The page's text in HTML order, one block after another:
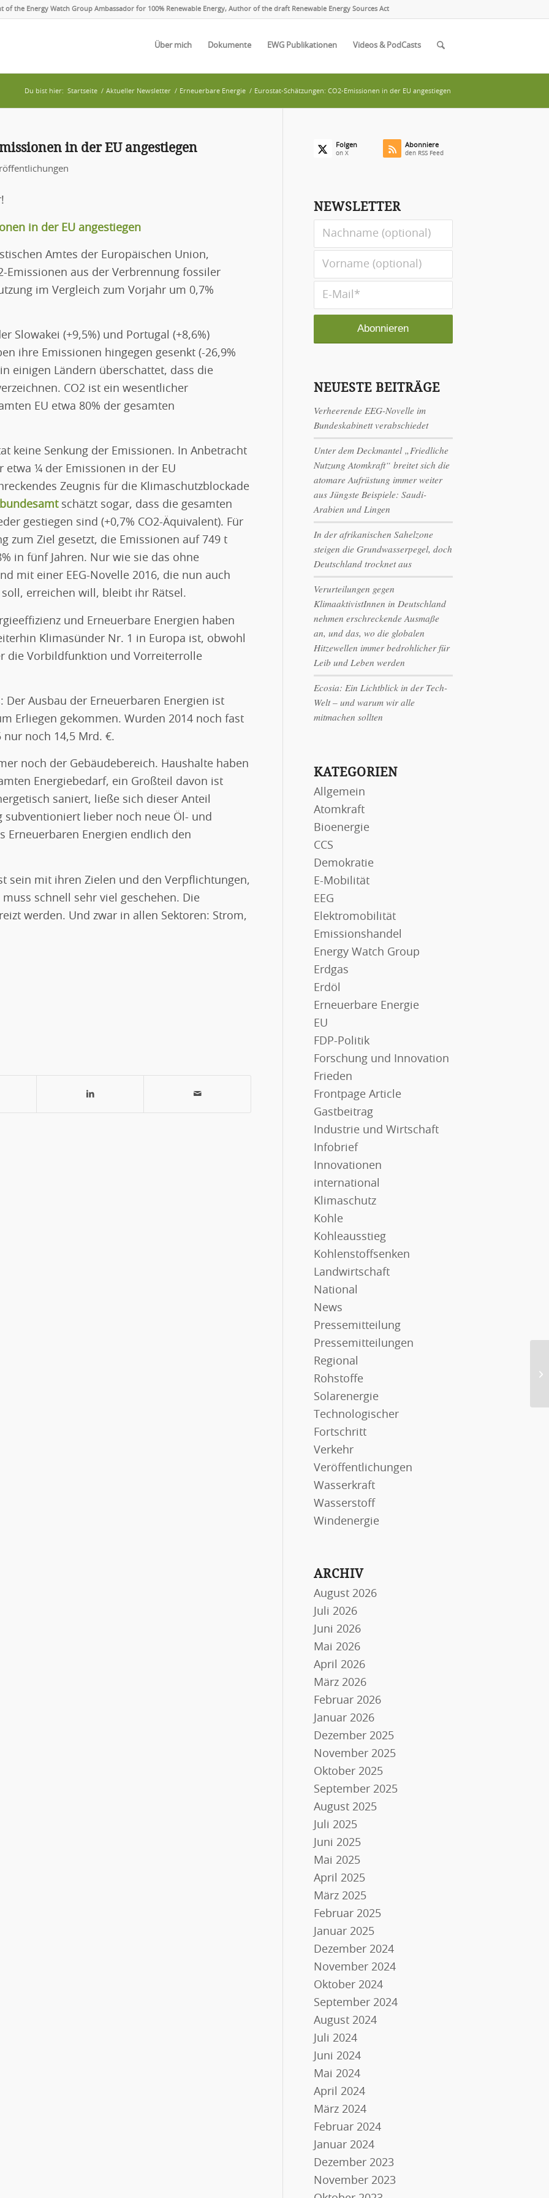
of the Energy Watch Group Ambassador for 100% Renewable Energy, Author of the draft Renewable Energy Sources Act
Über mich Dokumente EWG Publikationen Videos & PodCasts
Du bist hier: Startseite / Aktueller Newsletter / Erneuerbare Energie / Eurostat-Schätzungen: CO2-Emissionen in der EU angestiegen
in der EU angestiegen
in der EU angestiegen
Amtes der Europäischen Union,
Emissionen aus der Verbrennung fossiler
im Vergleich zum Vorjahr um 0,7%
Slowakei (+9,5%) und Portugal (+8,6%)
ihre Emissionen hingegen gesenkt (-26,9%
einigen Ländern überschattet, dass die
CO2 ist ein wesentlicher
EU etwa 80% der gesamten
keine Senkung der Emissionen. In Anbetracht
etwa ¼ der Emissionen in der EU
Zeugnis für die Klimaschutzblockade
schätzt sogar, dass die gesamten
gestiegen sind (+0,7% CO2-Äquivalent). Für
zum Ziel gesetzt, die Emissionen auf 749 t
in fünf Jahren. Nur wie sie das ohne
mit einer EEG-Novelle 2016, die nun auch
erreichen will, bleibt ihr Rätsel.
und Erneuerbare Energien haben
Klimasünder Nr. 1 in Europa ist, obwohl
die Vorbildfunktion und Vorreiterrolle
Der Ausbau der Erneuerbaren Energien ist
Erliegen gekommen. Wurden 2014 noch fast
nur noch 14,5 Mrd. €.
noch der Gebäudebereich. Haushalte haben
Energiebedarf, ein Großteil davon ist
saniert, ließe sich dieser Anteil
subventioniert lieber noch neue Öl- und
Erneuerbaren Energien endlich den
sein mit ihren Zielen und den Verpflichtungen,
schnell sehr viel geschehen. Die
werden. Und zwar in allen Sektoren: Strom,
Folgen
on X
Abonniere
den RSS Feed
NEWSLETTER
NEUESTE BEITRÄGE
Verheerende EEG-Novelle im
Bundeskabinett verabschiedet
Unter dem Deckmantel „Friedliche
Nutzung Atomkraft“ breitet sich die
atomare Aufrüstung immer weiter
aus Jüngste Beispiele: Saudi-
Arabien und Lingen
In der afrikanischen Sahelzone
steigen die Grundwasserpegel, doch
Deutschland trocknet aus
Verurteilungen gegen
KlimaaktivistInnen in Deutschland
nehmen erschreckende Ausmaße
an, und das, wo die globalen
Hitzewellen immer bedrohlicher für
Leib und Leben werden
Ecosia: Ein Lichtblick in der Tech-
Welt – und warum wir alle
mitmachen sollten
KATEGORIEN
Allgemein
Atomkraft
Bioenergie
CCS
Demokratie
E-Mobilität
EEG
Elektromobilität
Emissionshandel
Energy Watch Group
Erdgas
Erdöl
Erneuerbare Energie
EU
FDP-Politik
Forschung und Innovation
Frieden
Frontpage Article
Gastbeitrag
Industrie und Wirtschaft
Infobrief
Innovationen
international
Klimaschutz
Kohle
Kohleausstieg
Kohlenstoffsenken
Landwirtschaft
National
News
Pressemitteilung
Pressemitteilungen
Regional
Rohstoffe
Solarenergie
Technologischer
Fortschritt
Verkehr
Veröffentlichungen
Wasserkraft
Wasserstoff
Windenergie
ARCHIV
August 2026
Juli 2026
Juni 2026
Mai 2026
April 2026
März 2026
Februar 2026
Januar 2026
Dezember 2025
November 2025
Oktober 2025
September 2025
August 2025
Juli 2025
Juni 2025
Mai 2025
April 2025
März 2025
Februar 2025
Januar 2025
Dezember 2024
November 2024
Oktober 2024
September 2024
August 2024
Juli 2024
Juni 2024
Mai 2024
April 2024
März 2024
Februar 2024
Januar 2024
Dezember 2023
November 2023